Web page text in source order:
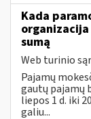
Kada
organizacija
sumą
Web turinio
Pajamų
gautų pajamų
liepos 1 d. iki
galiu...